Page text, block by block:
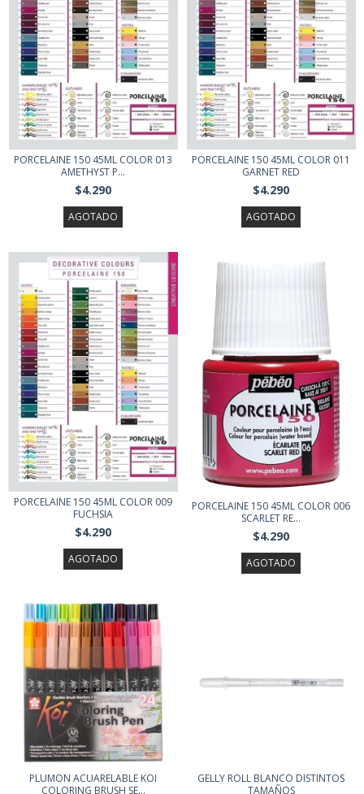
PORCELAINE 150 45ML COLOR 013
AMETHYST P...
$4.290
AGOTADO
PORCELAINE 150 45ML COLOR 011
GARNET RED
$4.290
AGOTADO
PORCELAINE 150 45ML COLOR 009
FUCHSIA
$4.290
AGOTADO
PORCELAINE 150 45ML COLOR 006
SCARLET RE...
$4.290
AGOTADO
PLUMON ACUARELABLE KOI
COLORING BRUSH SE...
GELLY ROLL BLANCO DISTINTOS
TAMAÑOS